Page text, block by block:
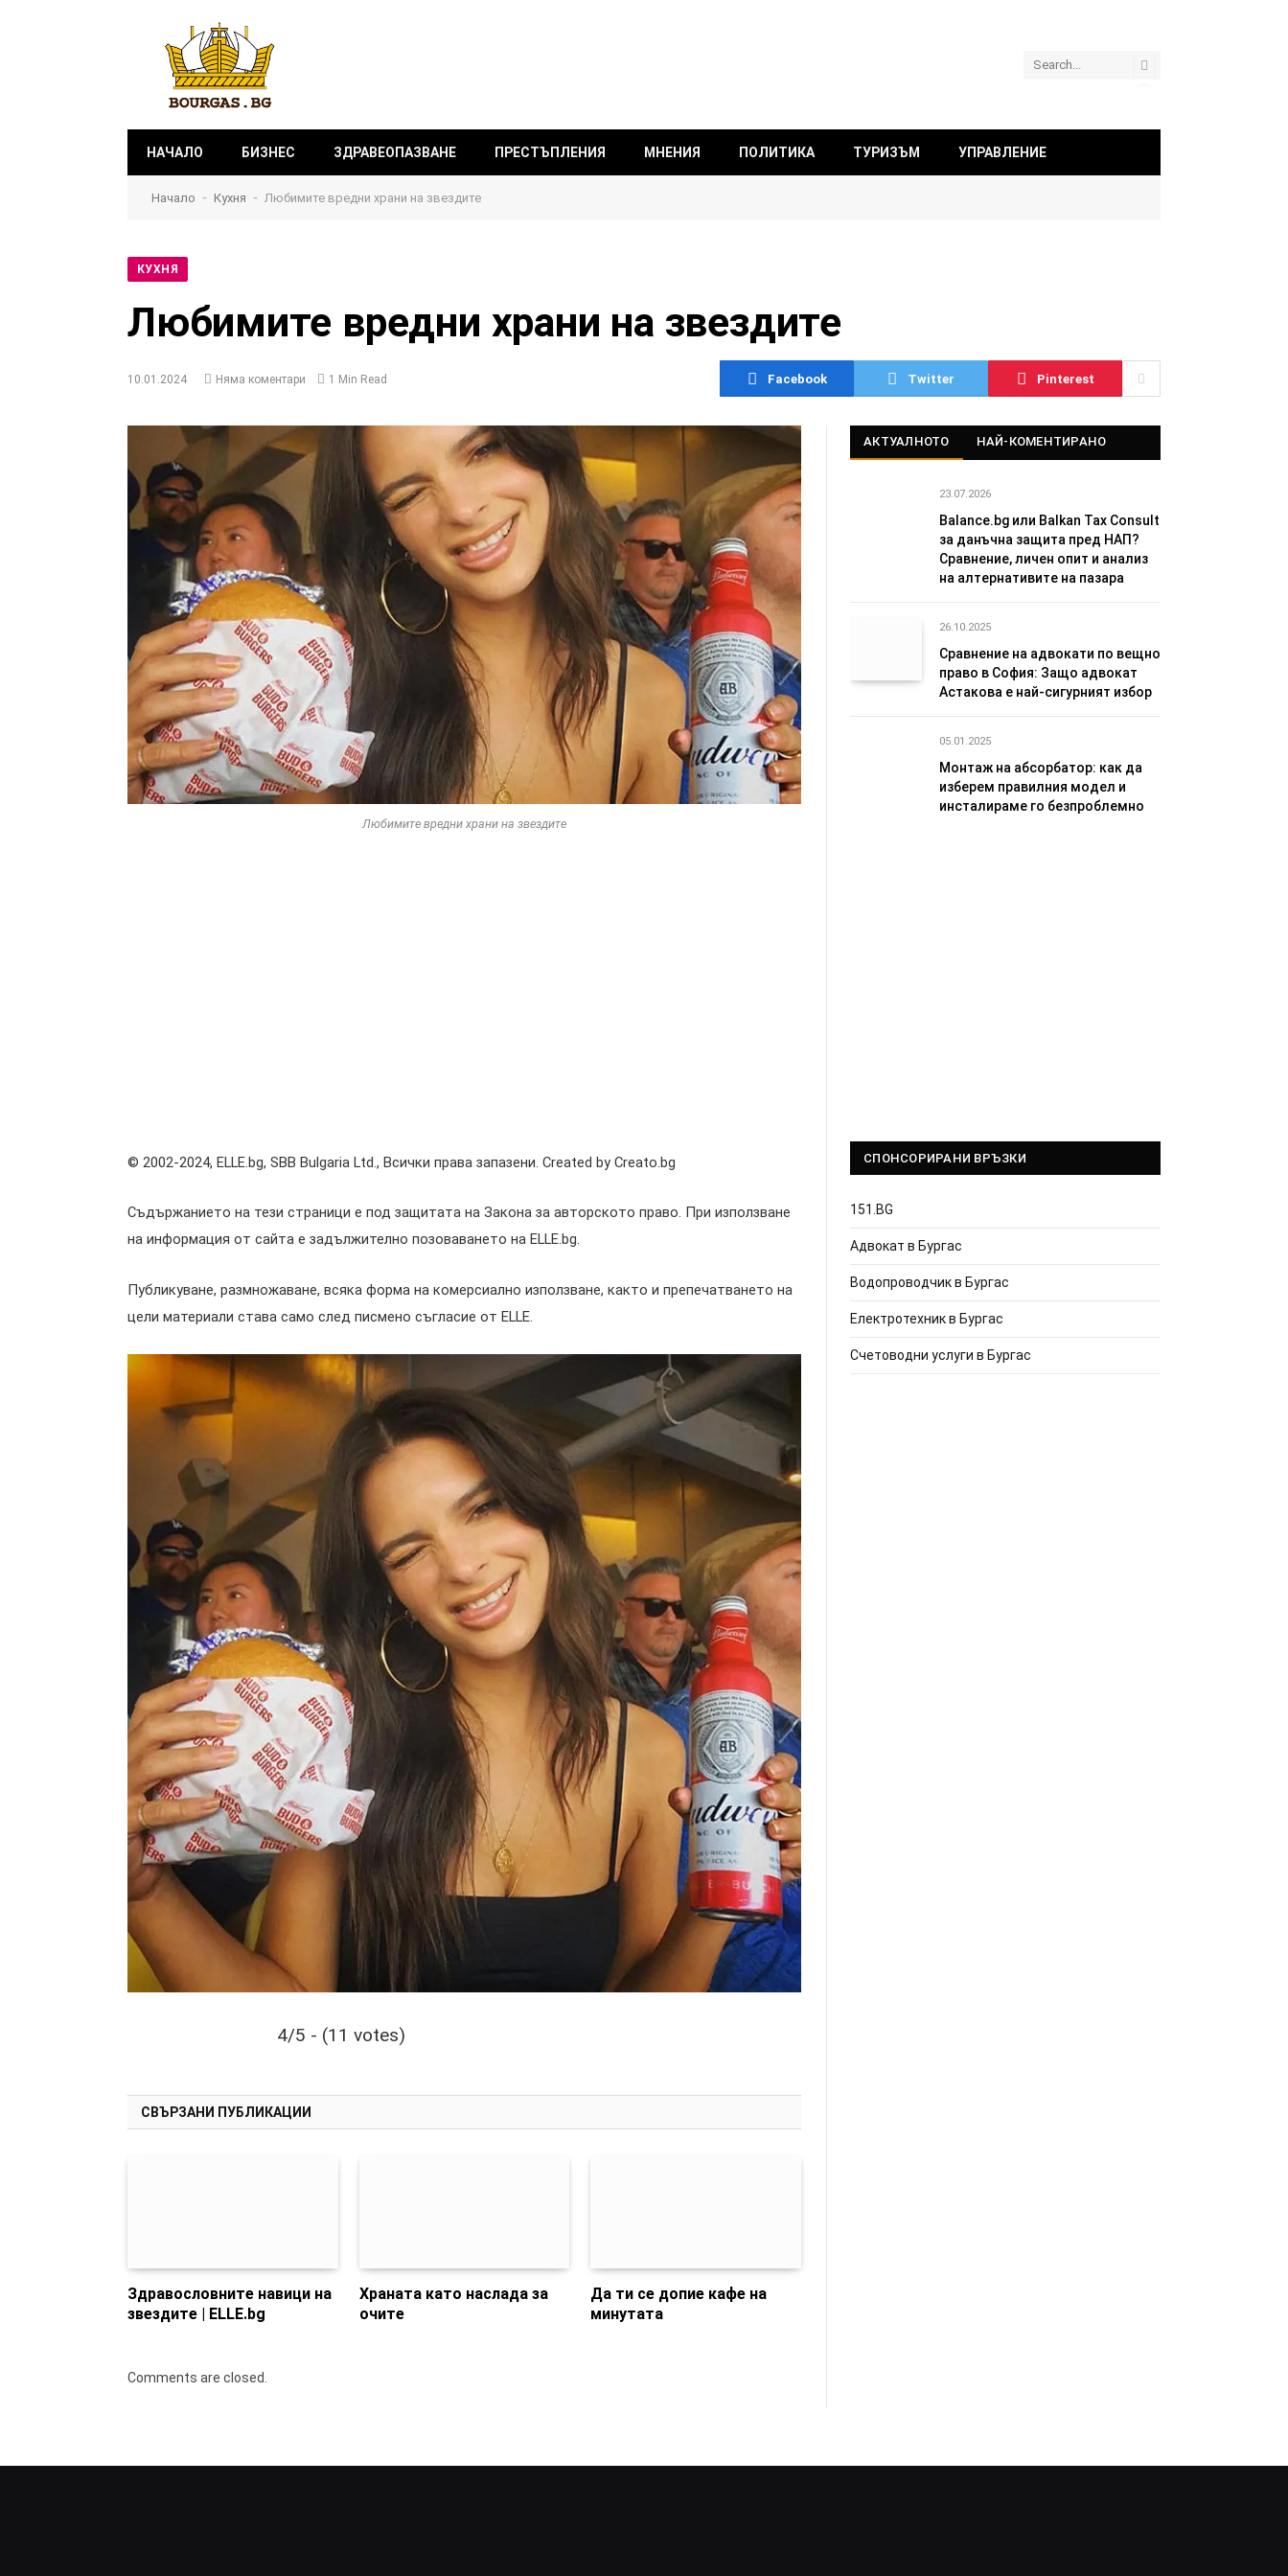
НАЧАЛО БИЗНЕС ЗДРАВЕОПАЗВАНЕ ПРЕСТЪПЛЕНИЯ МНЕНИЯ ПОЛИТИКА ТУРИЗЪМ УПРАВЛЕНИЕ
Начало - Кухня - Любимите вредни храни на звездите
КУХНЯ
Любимите вредни храни на звездите
10.01.2024 Няма коментари 1 Min Read Facebook Twitter Pinterest
Любимите вредни храни на звездите
© 2002-2024, ELLE.bg, SBB Bulgaria Ltd., Всички права запазени. Created by Creato.bg
Съдържанието на тези страници е под защитата на Закона за авторското право. При използване
на информация от сайта е задължително позоваването на ELLE.bg.
Публикуване, размножаване, всяка форма на комерсиално използване, както и препечатването на
цели материали става само след писмено съгласие от ELLE.
4/5 - (11 votes)
СВЪРЗАНИ ПУБЛИКАЦИИ
Здравословните навици на
звездите | ELLE.bg
Храната като наслада за
очите
Да ти се допие кафе на
минутата
Comments are closed.
АКТУАЛНОТО НАЙ-КОМЕНТИРАНО
23.07.2026
Balance.bg или Balkan Tax Consult
за данъчна защита пред НАП?
Сравнение, личен опит и анализ
на алтернативите на пазара
26.10.2025
Сравнение на адвокати по вещно
право в София: Защо адвокат
Астакова е най-сигурният избор
05.01.2025
Монтаж на абсорбатор: как да
изберем правилния модел и
инсталираме го безпроблемно
СПОНСОРИРАНИ ВРЪЗКИ
151.BG
Адвокат в Бургас
Водопроводчик в Бургас
Електротехник в Бургас
Счетоводни услуги в Бургас